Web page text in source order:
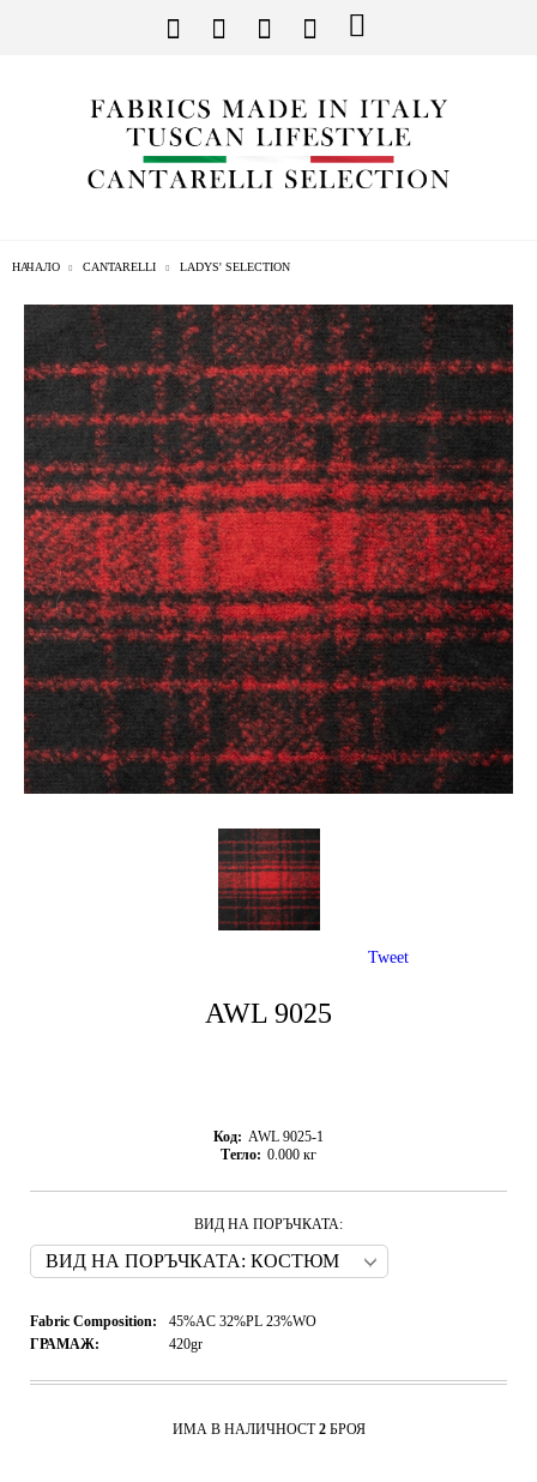
НАЧАЛО CANTARELLI LADYS' SELECTION
AWL 9025
Код: AWL 9025-1
Тегло: 0.000 кг
ВИД НА ПОРЪЧКАТА:
Fabric Composition:
45%AC 32%PL 23%WO
ГРАМАЖ:
420gr
ИМА В НАЛИЧНОСТ2БРОЯ
Tweet